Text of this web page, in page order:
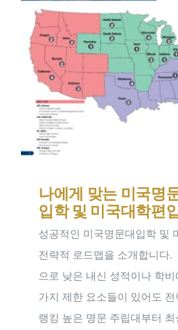
나에게 맞는 미국명
입학 및 미국대학편
성공적인 미국명문대입학 및
전략적 로드맵을 소개합니다.
으로 낮은 내신 성적이나 학
가지 제한 요소들이 있어도
랭킹 높은 명문 주립대부터